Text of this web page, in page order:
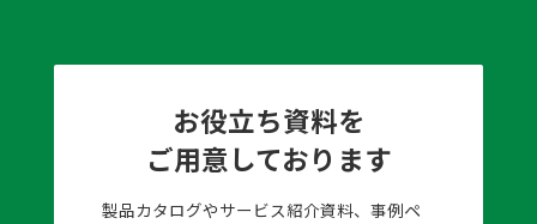
お役立ち資料を
ご用意しております
製品カタログやサービス紹介資料、事例ペ